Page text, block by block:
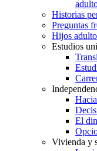
Historias
Preguntas
Hijos
Estudios
El
Vivienda y